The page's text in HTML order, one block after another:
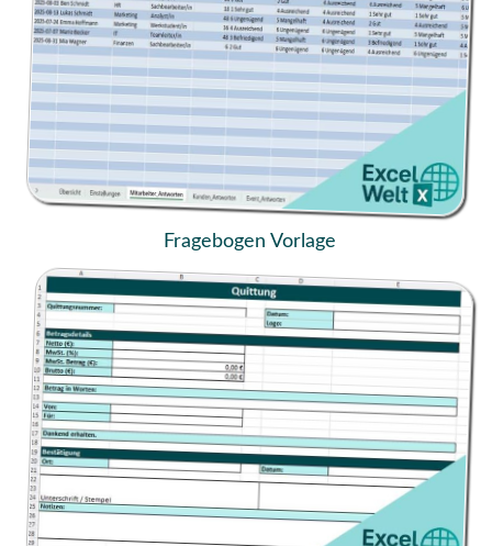
Fragebogen Vorlage